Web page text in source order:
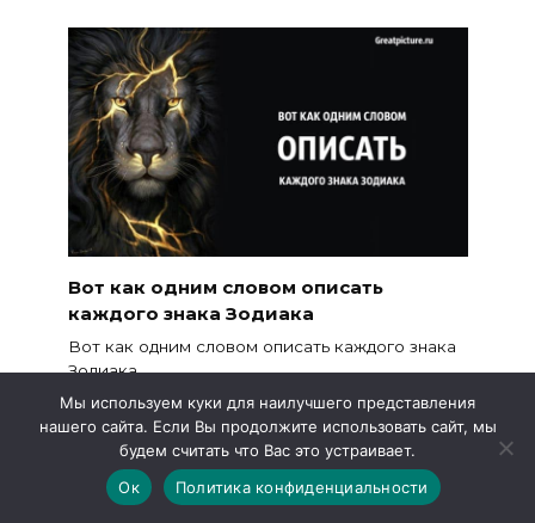
Вот как одним словом описать
каждого знака Зодиака
Вот как одним словом описать каждого знака
Зодиака.
31.3к.
Мы используем куки для наилучшего представления
нашего сайта. Если Вы продолжите использовать сайт, мы
будем считать что Вас это устраивает.
Ок
Политика конфиденциальности